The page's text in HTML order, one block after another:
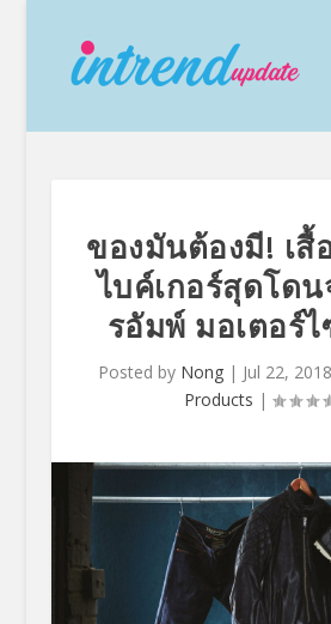
ของมันต้องมี! เสื้
ไบค์เกอร์สุดโดน
รอัมพ์ มอเตอร์ไ
Posted by Nong | Jul 22, 2018
Products |